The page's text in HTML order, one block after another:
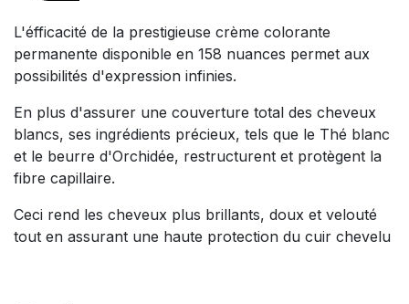
L'éfficacité de la prestigieuse crème colorante
permanente disponible en 158 nuances permet aux
possibilités d'expression infinies.
En plus d'assurer une couverture total des cheveux
blancs, ses ingrédients précieux, tels que le Thé blanc
et le beurre d'Orchidée, restructurent et protègent la
fibre capillaire.
Ceci rend les cheveux plus brillants, doux et velouté
tout en assurant une haute protection du cuir chevelu